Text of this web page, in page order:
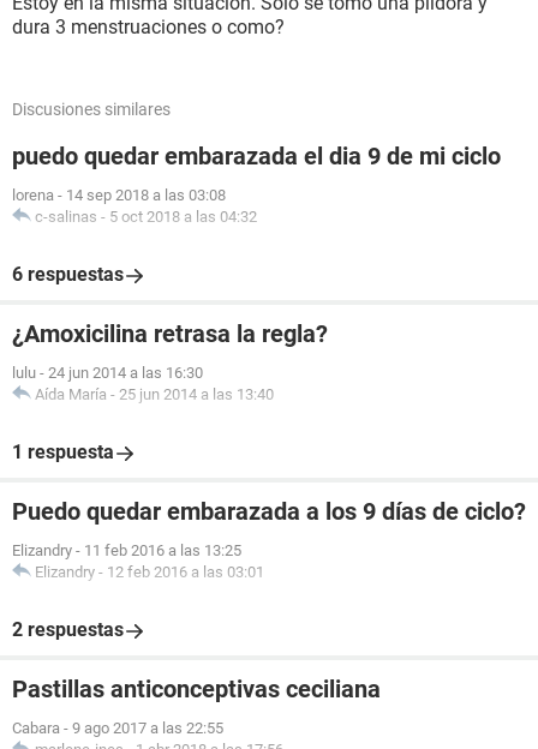
dura 3 menstruaciones o como?
Discusiones similares
puedo quedar embarazada el dia 9 de mi ciclo
lorena - 14 sep 2018 a las 03:08
c-salinas - 5 oct 2018 a las 04:32
6 respuestas
¿Amoxicilina retrasa la regla?
lulu - 24 jun 2014 a las 16:30
Aída María - 25 jun 2014 a las 13:40
1 respuesta
Puedo quedar embarazada a los 9 días de ciclo?
Elizandry - 11 feb 2016 a las 13:25
Elizandry - 12 feb 2016 a las 03:01
2 respuestas
Pastillas anticonceptivas ceciliana
Cabara - 9 ago 2017 a las 22:55